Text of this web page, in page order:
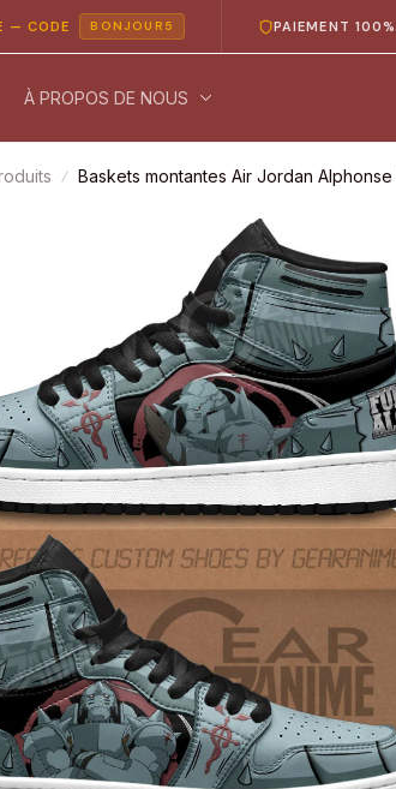
BONJOUR5 PAIEMENT 100%
À PROPOS DE NOUS
Baskets montantes Air Jordan